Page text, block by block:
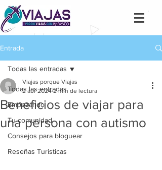
Entrada
Todas las entradas
Empezando
Tu comunidad
Consejos para bloguear
Reseñas Turisticas
Todas las entradas
Beneficios de viajar para
una persona con autismo
Viajas porque Viajas
2 abr 2024 2 min de lectura